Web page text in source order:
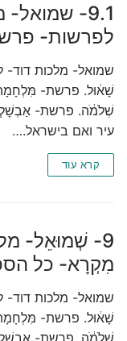
9.1-
לפרשות-
שמואל- מלכות
שָׁא֔וּל. פרשת-
שְׁלֹמֹ֔ה. פרשת-
עיר ואם בישראל.…
קרא עוד
9- שְׁמוּאֵל-
מִקְרָא- כל
שמואל- מלכות
שָׁא֔וּל. פרשת-
שְׁלֹמֹ֔ה. פרשת-